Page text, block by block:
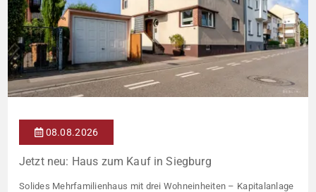
08.08.2026
Jetzt neu: Haus zum Kauf in Siegburg
Solides Mehrfamilienhaus mit drei Wohneinheiten – Kapitalanlage